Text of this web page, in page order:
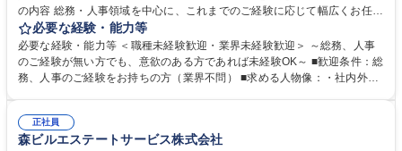
の内容 総務・人事領域を中心に、これまでのご経験に応じて幅広くお任せ
します。 ＜具体的には＞ ・総務/人事労務（給与・社保・勤怠管理など）
・採用・教育研修 ・福利厚生運用 など ※基本的には事務所勤務ですが、
採用や教育等の業務内容により、関西圏以外への日帰り・宿泊を伴う国内
出張もございます。 ※担当業務を持ちつつ、お互いに助け合いながら、総
必要な経験・能力等
必要な経験・能力等 ＜職種未経験歓迎・業界未経験歓迎＞ ～総務、人事
のご経験が無い方でも、意欲のある方であれば未経験OK～ ■歓迎条件：総
務、人事のご経験をお持ちの方（業界不問） ■求める人物像：・社内外の
正社員
森ビルエステートサービス株式会社